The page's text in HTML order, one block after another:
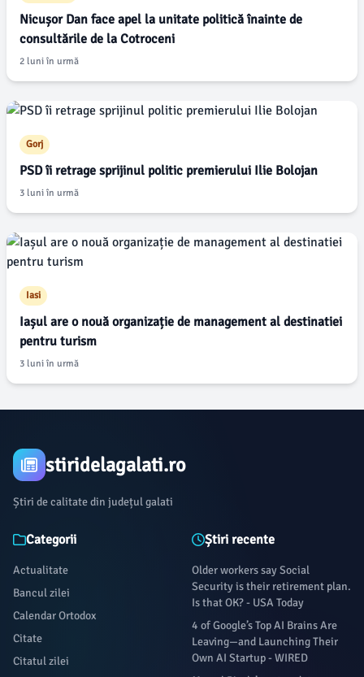
Nicușor Dan face apel la unitate politică înainte de
consultările de la Cotroceni
2 luni în urmă
Gorj
PSD îi retrage sprijinul politic premierului Ilie Bolojan
3 luni în urmă
Iasi
Iașul are o nouă organizație de management al destinatiei
pentru turism
3 luni în urmă
stiridelagalati.ro
Știri de calitate din județul galati
Categorii
Actualitate
Bancul zilei
Calendar Ortodox
Citate
Citatul zilei
Știri recente
Older workers say Social
Security is their retirement plan.
Is that OK? - USA Today
4 of Google’s Top AI Brains Are
Leaving—and Launching Their
Own AI Startup - WIRED